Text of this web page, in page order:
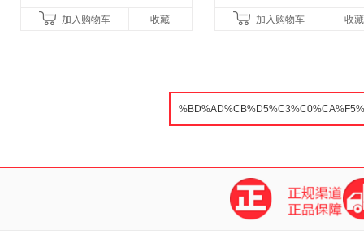
加入购物车 收藏
加入购物车
收藏